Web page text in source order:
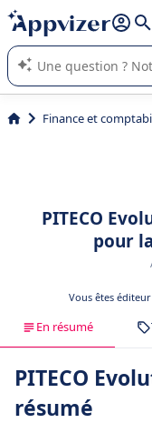
répondre (plusieurs
L'IA de Appvizer vous
logiciel SaaS en
Finance et
PITECO
pour
Vous êtes
En résumé
PITECO
résumé